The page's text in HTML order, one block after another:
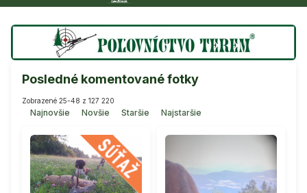
Posledné komentované fotky
Zobrazené 25-48 z 127 220
Najnovšie Novšie Staršie Najstaršie